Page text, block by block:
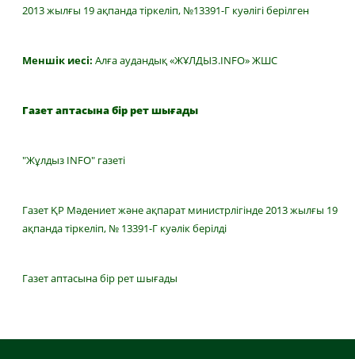
2013 жылғы 19 ақпанда тіркеліп, №13391-Г куәлігі берілген
Меншік иесі: Алға аудандық «ЖҰЛДЫЗ.INFO» ЖШС
Газет аптасына бір рет шығады
"Жұлдыз INFO" газеті
Газет ҚР Мәдениет және ақпарат министрлігінде 2013 жылғы 19
ақпанда тіркеліп, № 13391-Г куәлік берілді
Газет аптасына бір рет шығады